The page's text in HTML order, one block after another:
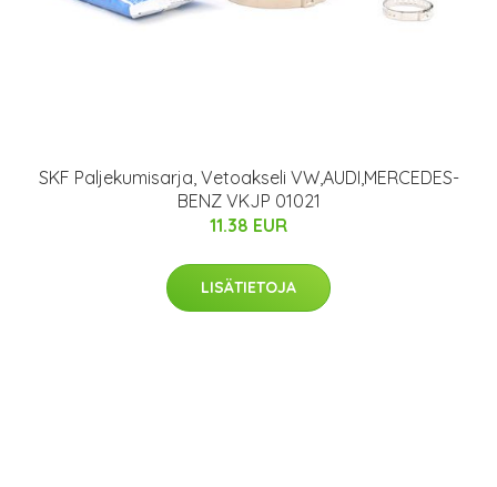
SKF Paljekumisarja, Vetoakseli VW,AUDI,MERCEDES-
BENZ VKJP 01021
11.38 EUR
LISÄTIETOJA